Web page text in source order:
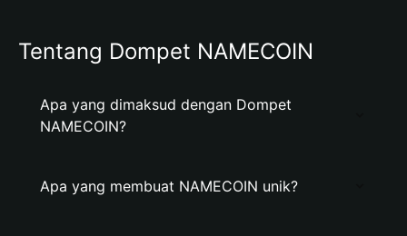
Tentang Dompet NAMECOIN
Apa yang dimaksud dengan Dompet
NAMECOIN?
Apa yang membuat NAMECOIN unik?